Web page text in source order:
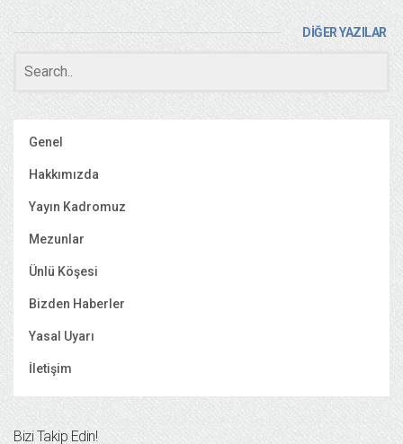
DİĞER YAZILAR
Genel
Hakkımızda
Yayın Kadromuz
Mezunlar
Ünlü Köşesi
Bizden Haberler
Yasal Uyarı
İletişim
Bizi Takip Edin!